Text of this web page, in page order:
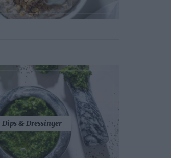
Dips & Dressinger